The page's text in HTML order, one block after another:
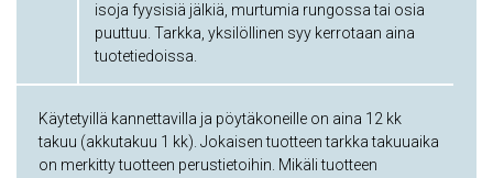
isoja fyysisiä jälkiä, murtumia rungossa tai osia
puuttuu. Tarkka, yksilöllinen syy kerrotaan aina
tuotetiedoissa.
Käytetyillä kannettavilla ja pöytäkoneille on aina 12 kk
takuu (akkutakuu 1 kk). Jokaisen tuotteen tarkka takuuaika
on merkitty tuotteen perustietoihin. Mikäli tuotteen